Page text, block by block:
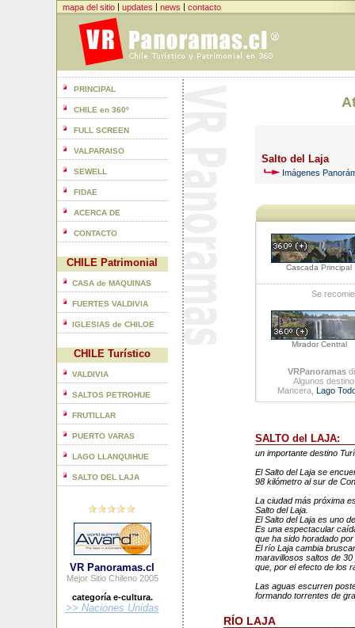
mapa del sitio| updates | news | contacto
PRINCIPAL
CHILE en 360º
FULL SCREEN
VALPARAISO
SEWELL
FIDAE
ACERCA DE
CONTACTO
CHILE Patrimonial
CASA de MAQUINAS
FUERTES VALDIVIA
IGLESIAS de CHILOE
CHILE Turístico
VALDIVIA
SALTOS PETROHUE
FRUTILLAR
PUERTO VARAS
LAGO LLANQUIHUE
SALTO DEL LAJA
VR Panoramas.cl
Mejor Sitio Chileno 2005
categoría e-cultura.
>> Naciones Unidas
Salto del Laja
Imágenes
Cascada Principal
Se
Mirador Central
VRPanoramas
Algunos
Mancera, Lago
SALTO del LAJA:
un importante destino
El Salto del Laja se
98 kilómetro al sur de
La ciudad más próxima
Salto del Laja.
El Salto del Laja es uno
Es una espectacular
que ha sido horadado
El río Laja cambia
maravillosos saltos de
que, por el efecto de los
Las aguas escurren
formando torrentes de
RÍO LAJA